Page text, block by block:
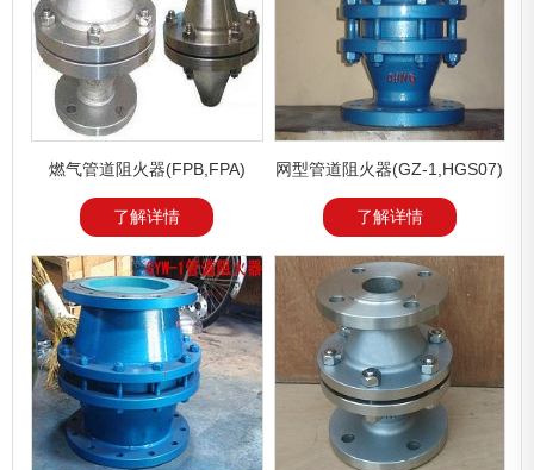
燃气管道阻火器(FPB,FPA)
了解详情
网型管道阻火器(GZ-1,HGS07)
了解详情